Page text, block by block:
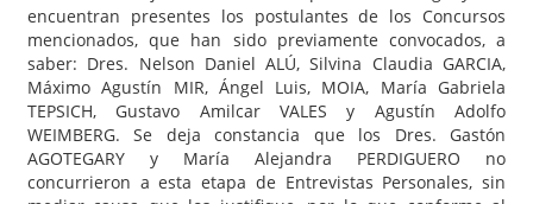
encuentran presentes los postulantes de los Concursos
mencionados, que han sido previamente convocados, a
saber: Dres. Nelson Daniel ALÚ, Silvina Claudia GARCIA,
Máximo Agustín MIR, Ángel Luis, MOIA, María Gabriela
TEPSICH, Gustavo Amilcar VALES y Agustín Adolfo
WEIMBERG. Se deja constancia que los Dres. Gastón
AGOTEGARY y María Alejandra PERDIGUERO no
concurrieron a esta etapa de Entrevistas Personales, sin